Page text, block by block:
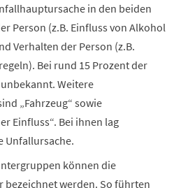
in den beiden
Person (z.B. Einfluss von Alkohol
Verhalten der Person (z.B.
Bei rund 15 Prozent der
Weitere
„Fahrzeug“ sowie
Einfluss“. Bei ihnen lag
Unfallursache.
können die
werden. So führten